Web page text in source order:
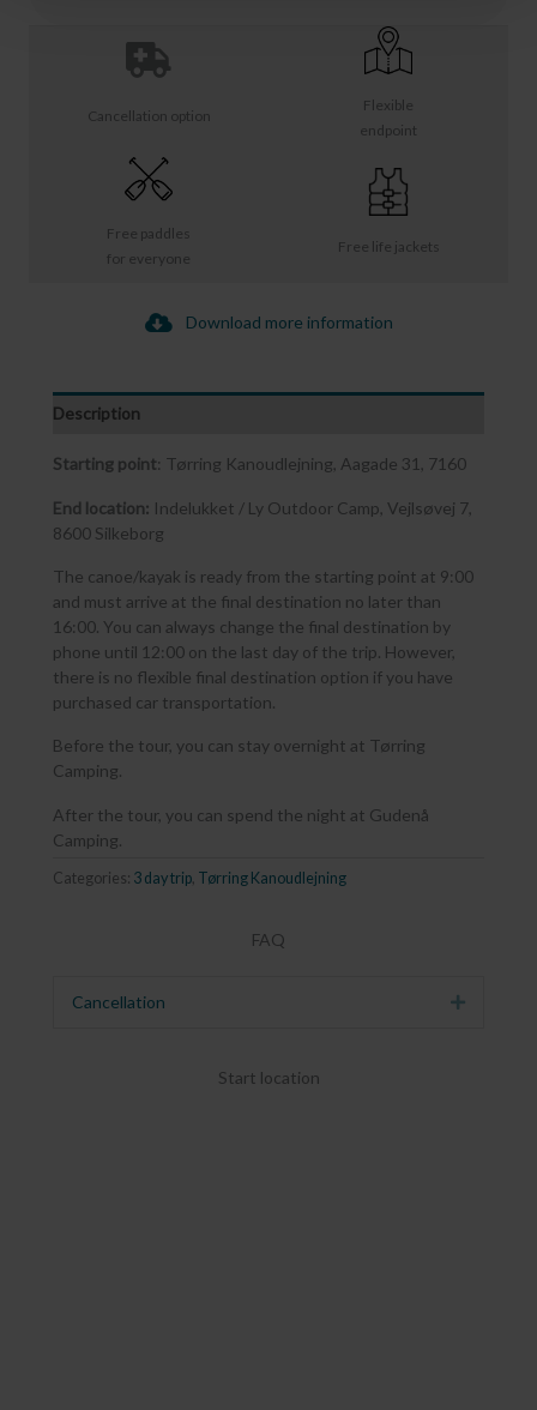
Free life jackets
Free paddles
for everyone
Flexible
endpoint
Cancellation option
Download more information
Description
Starting point: Tørring Kanoudlejning, Aagade 31, 7160
End location: Indelukket / Ly Outdoor Camp, Vejlsøvej 7,
8600 Silkeborg
The canoe/kayak is ready from the starting point at 9:00
and must arrive at the final destination no later than
16:00. You can always change the final destination by
phone until 12:00 on the last day of the trip. However,
there is no flexible final destination option if you have
purchased car transportation.
Before the tour, you can stay overnight at Tørring
Camping.
After the tour, you can spend the night at Gudenå
Camping.
Categories: 3 day trip, Tørring Kanoudlejning
FAQ
Cancellation Expand
Start location